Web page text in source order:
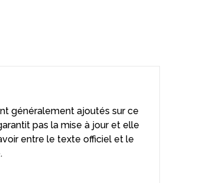
généralement ajoutés sur ce
pas la mise à jour et elle
entre le texte officiel et le